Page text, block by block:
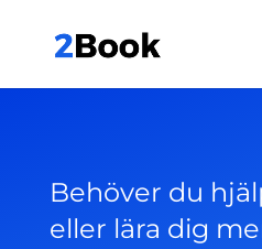
Behöver du
eller lära dig